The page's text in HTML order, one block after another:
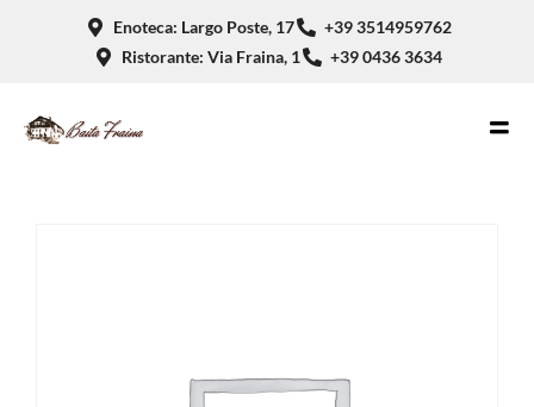
Enoteca: Largo Poste, 17
+39 3514959762
Ristorante: Via Fraina, 1
+39 0436 3634